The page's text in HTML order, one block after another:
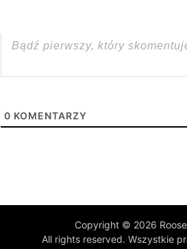
0 KOMENTARZY
Copyright © 2026
All rights reserved. Wszystkie